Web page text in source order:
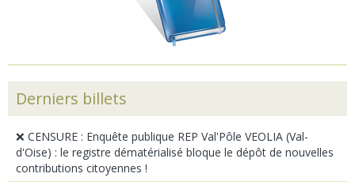
Derniers billets
❌ CENSURE : Enquête publique REP Val'Pôle VEOLIA (Val-
d'Oise) : le registre dématérialisé bloque le dépôt de nouvelles
contributions citoyennes !